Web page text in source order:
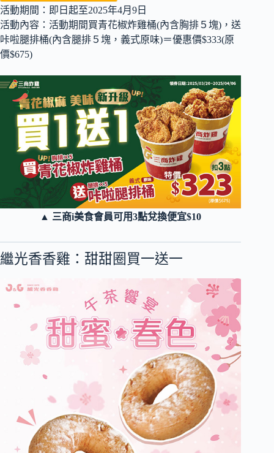
活動期間：即日起至2025年4月9日
活動內容：活動期間買青花椒炸雞桶(內含胸排５塊)，送
咔啦腿排桶(內含腿排５塊，義式原味)＝優惠價$333(原
價$675)
▲ 三商i美食會員可用3點兌換便宜$10
繼光香香雞：甜甜圈買一送一